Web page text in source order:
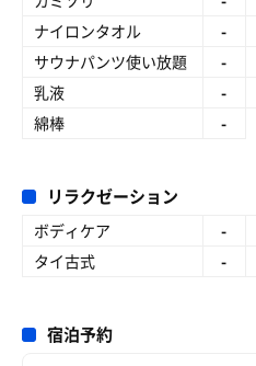
ナイロンタオル
-
サウナパンツ使い放題
-
乳液
-
綿棒
-
リラクゼーション
ボディケア -
タイ古式
-
宿泊予約